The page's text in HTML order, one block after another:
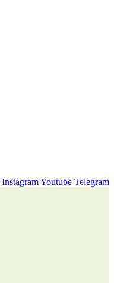
InstagramYoutube Telegram